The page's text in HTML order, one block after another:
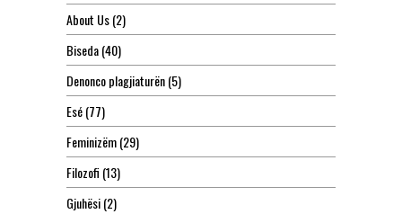
About Us(2)
Biseda(40)
Denonco plagjiaturën(5)
Esé(77)
Feminizëm(29)
Filozofi (13)
Gjuhësi(2)